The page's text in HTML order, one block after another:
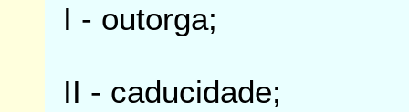
I - outorga;
II - caducidade;